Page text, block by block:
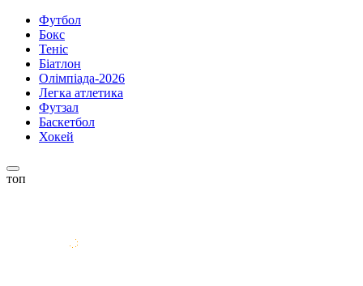
Футбол
Бокс
Теніс
Біатлон
Олімпіада-2026
Легка атлетика
Футзал
Баскетбол
Хокей
топ